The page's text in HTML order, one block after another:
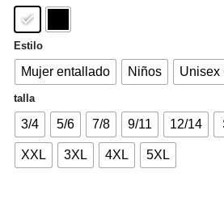
Estilo
Mujer entallado Niños Unisex
talla
3/4 5/6 7/8 9/11 12/14
XXL 3XL 4XL 5XL